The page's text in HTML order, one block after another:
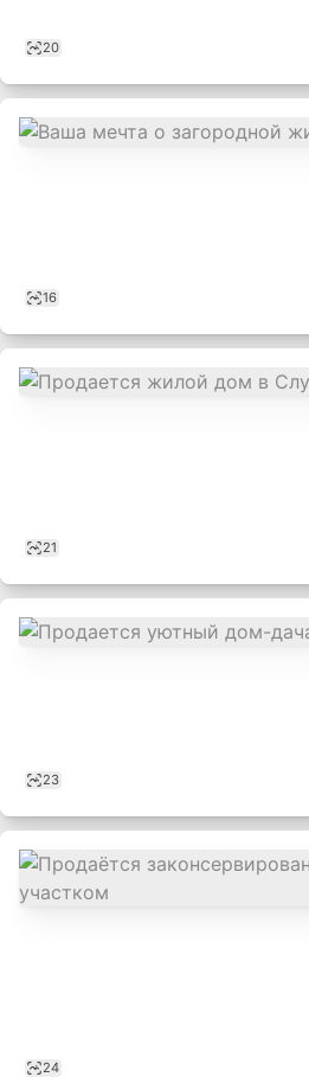
20
16
21
23
24